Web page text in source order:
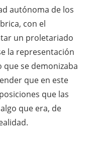
autónoma de los
con el
un proletariado
la representación
se demonizaba
que en este
que las
que era, de